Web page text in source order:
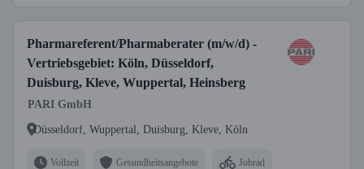
Pharmareferent/Pharmaberater (m/w/d) -
Vertriebsgebiet: Köln, Düsseldorf,
Duisburg, Kleve, Wuppertal, Heinsberg
PARI GmbH
Düsseldorf, Wuppertal, Duisburg, Kleve, Köln
Vollzeit Gesundheitsangebote Jobrad